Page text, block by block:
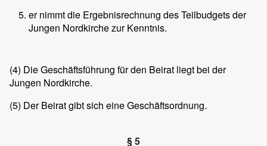
er nimmt die Ergebnisrechnung des Teilbudgets der
Jungen Nordkirche zur Kenntnis.
(4) Die Geschäftsführung für den Beirat liegt bei der
Jungen Nordkirche.
(5) Der Beirat gibt sich eine Geschäftsordnung.
§ 5